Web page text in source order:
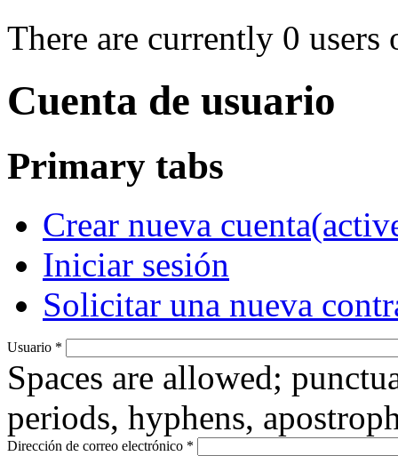
There are currently 0 users
Cuenta de usuario
Primary tabs
Crear nueva cuenta
Iniciar sesión
Solicitar una nueva
Usuario *
Spaces are allowed;
periods, hyphens,
Dirección de correo electrónico *